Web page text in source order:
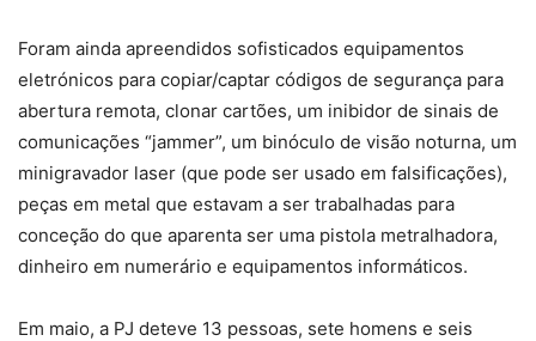
Foram ainda apreendidos sofisticados equipamentos
eletrónicos para copiar/captar códigos de segurança para
abertura remota, clonar cartões, um inibidor de sinais de
comunicações “jammer”, um binóculo de visão noturna, um
minigravador laser (que pode ser usado em falsificações),
peças em metal que estavam a ser trabalhadas para
conceção do que aparenta ser uma pistola metralhadora,
dinheiro em numerário e equipamentos informáticos.
Em maio, a PJ deteve 13 pessoas, sete homens e seis